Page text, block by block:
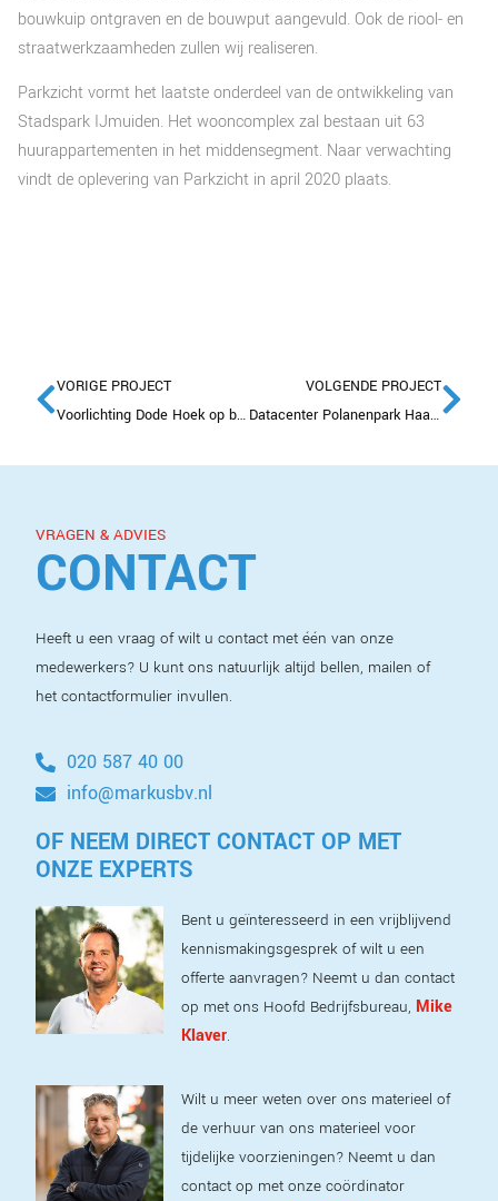
bouwkuip ontgraven en de bouwput aangevuld. Ook de riool- en
straatwerkzaamheden zullen wij realiseren.
Parkzicht vormt het laatste onderdeel van de ontwikkeling van
Stadspark IJmuiden. Het wooncomplex zal bestaan uit 63
huurappartementen in het middensegment. Naar verwachting
vindt de oplevering van Parkzicht in april 2020 plaats.
VORIGE PROJECT
Voorlichting Dode Hoek op basisscholen
VOLGENDE PROJECT
Datacenter Polanenpark Haarlemmerliede
VRAGEN & ADVIES
CONTACT
Heeft u een vraag of wilt u contact met één van onze
medewerkers? U kunt ons natuurlijk altijd bellen, mailen of
het contactformulier invullen.
020 587 40 00
info@markusbv.nl
OF NEEM DIRECT CONTACT OP MET
ONZE EXPERTS
Bent u geïnteresseerd in een vrijblijvend
kennismakingsgesprek of wilt u een
offerte aanvragen? Neemt u dan contact
op met ons Hoofd Bedrijfsbureau, Mike
Klaver.
Wilt u meer weten over ons materieel of
de verhuur van ons materieel voor
tijdelijke voorzieningen? Neemt u dan
contact op met onze coördinator